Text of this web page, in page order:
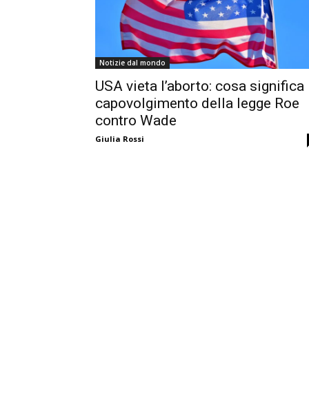
Notizie dal mondo
USA vieta l’aborto: cosa significa
capovolgimento della legge Roe
contro Wade
Giulia Rossi